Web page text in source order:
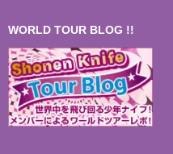
WORLD TOUR BLOG !!